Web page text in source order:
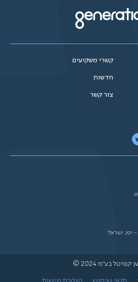
קשרי משקיעים
חדשות
צור קשר
קפיטל בע"מ 2024 ©